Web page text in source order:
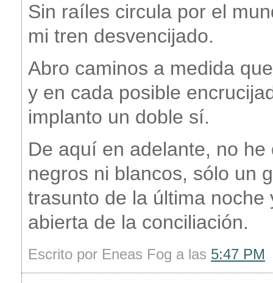
Sin raíles circula por el
mi tren desvencijado.
Abro caminos a medida
y en cada posible
implanto un doble sí.
De aquí en adelante, no he
negros ni blancos, sólo un
trasunto de la última noche
abierta de la conciliación.
Escrito por Eneas Fog a las 5:47 PM